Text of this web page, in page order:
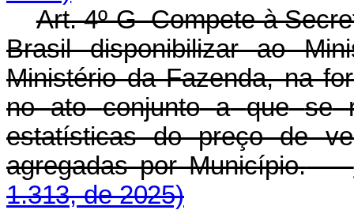
Art. 4º-G Compete à
Brasil disponibilizar ao
Ministério da Fazenda, na
no ato conjunto a que se
estatísticas do preço de
agregadas por Município.
1.313, de 2025)